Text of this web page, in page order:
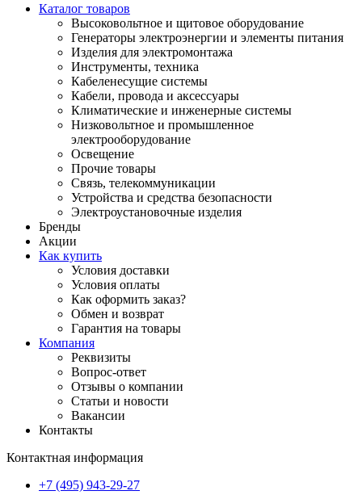
Каталог товаров
Высоковольтное и щитовое оборудование
Генераторы электроэнергии и элементы питания
Изделия для электромонтажа
Инструменты, техника
Кабеленесущие системы
Кабели, провода и аксессуары
Климатические и инженерные системы
Низковольтное и промышленное
электрооборудование
Освещение
Прочие товары
Связь, телекоммуникации
Устройства и средства безопасности
Электроустановочные изделия
Бренды
Акции
Как купить
Условия доставки
Условия оплаты
Как оформить заказ?
Обмен и возврат
Гарантия на товары
Компания
Реквизиты
Вопрос-ответ
Отзывы о компании
Статьи и новости
Вакансии
Контакты
Контактная информация
+7 (495) 943-29-27